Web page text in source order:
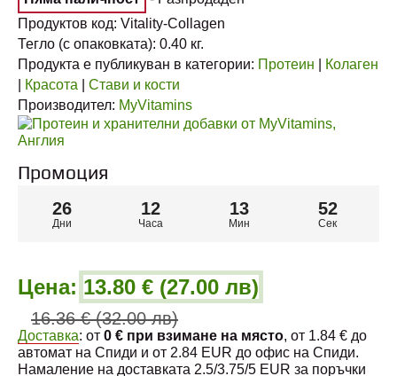
Продуктов код: Vitality-Collagen
Тегло (с опаковката): 0.40 кг.
Продукта е публикуван в категории: Протеин
Колаген
Красота
Стави и кости
Производител: MyVitamins
Промоция
26
Дни
12
Часа
13
Мин
51
Сек
Цена: 13.80 € (27.00 лв)
16.36 € (32.00 лв)
Доставка: от 0 € при взимане на място, от 1.84 € до
автомат на Спиди и от 2.84 EUR до офис на Спиди.
Намаление на доставката 2.5/3.75/5 EUR за поръчки